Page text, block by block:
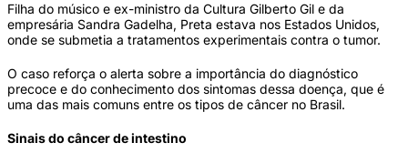
Filha do músico e ex-ministro da Cultura Gilberto Gil e da
empresária Sandra Gadelha, Preta estava nos Estados Unidos,
onde se submetia a tratamentos experimentais contra o tumor.
O caso reforça o alerta sobre a importância do diagnóstico
precoce e do conhecimento dos sintomas dessa doença, que é
uma das mais comuns entre os tipos de câncer no Brasil.
Sinais do câncer de intestino